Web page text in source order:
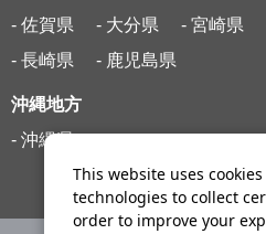
- 佐賀県
- 大分県 - 宮崎県
- 長崎県
- 鹿児島県
沖縄地方
- 沖縄県
This website uses
technologies to collect
order to improve your